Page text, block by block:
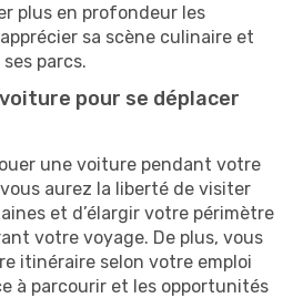
plus en profondeur les
sa scène culinaire et
parcs.
pour se déplacer
une voiture pendant votre
aurez la liberté de visiter
et d’élargir votre périmètre
votre voyage. De plus, vous
itinéraire selon votre emploi
à parcourir et les opportunités